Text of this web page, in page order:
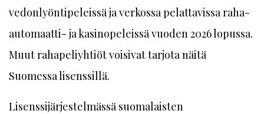
vedonlyöntipeleissä ja verkossa pelattavissa raha-
automaatti- ja kasinopeleissä vuoden 2026 lopussa.
Muut rahapeliyhtiöt voisivat tarjota näitä
Suomessa lisenssillä.
Lisenssijärjestelmässä suomalaisten